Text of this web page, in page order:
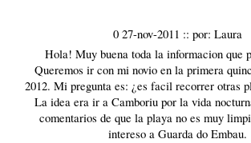
0 27-nov-2011 ::por:Laura
Hola! Muy buena toda la informacion que
Queremos ir con mi novio en la primera
2012. Mi pregunta es: ¿es facil recorrer otras
La idea era ir a Camboriu por la vida
comentarios de que la playa no es muy
intereso a Guarda do Embau.